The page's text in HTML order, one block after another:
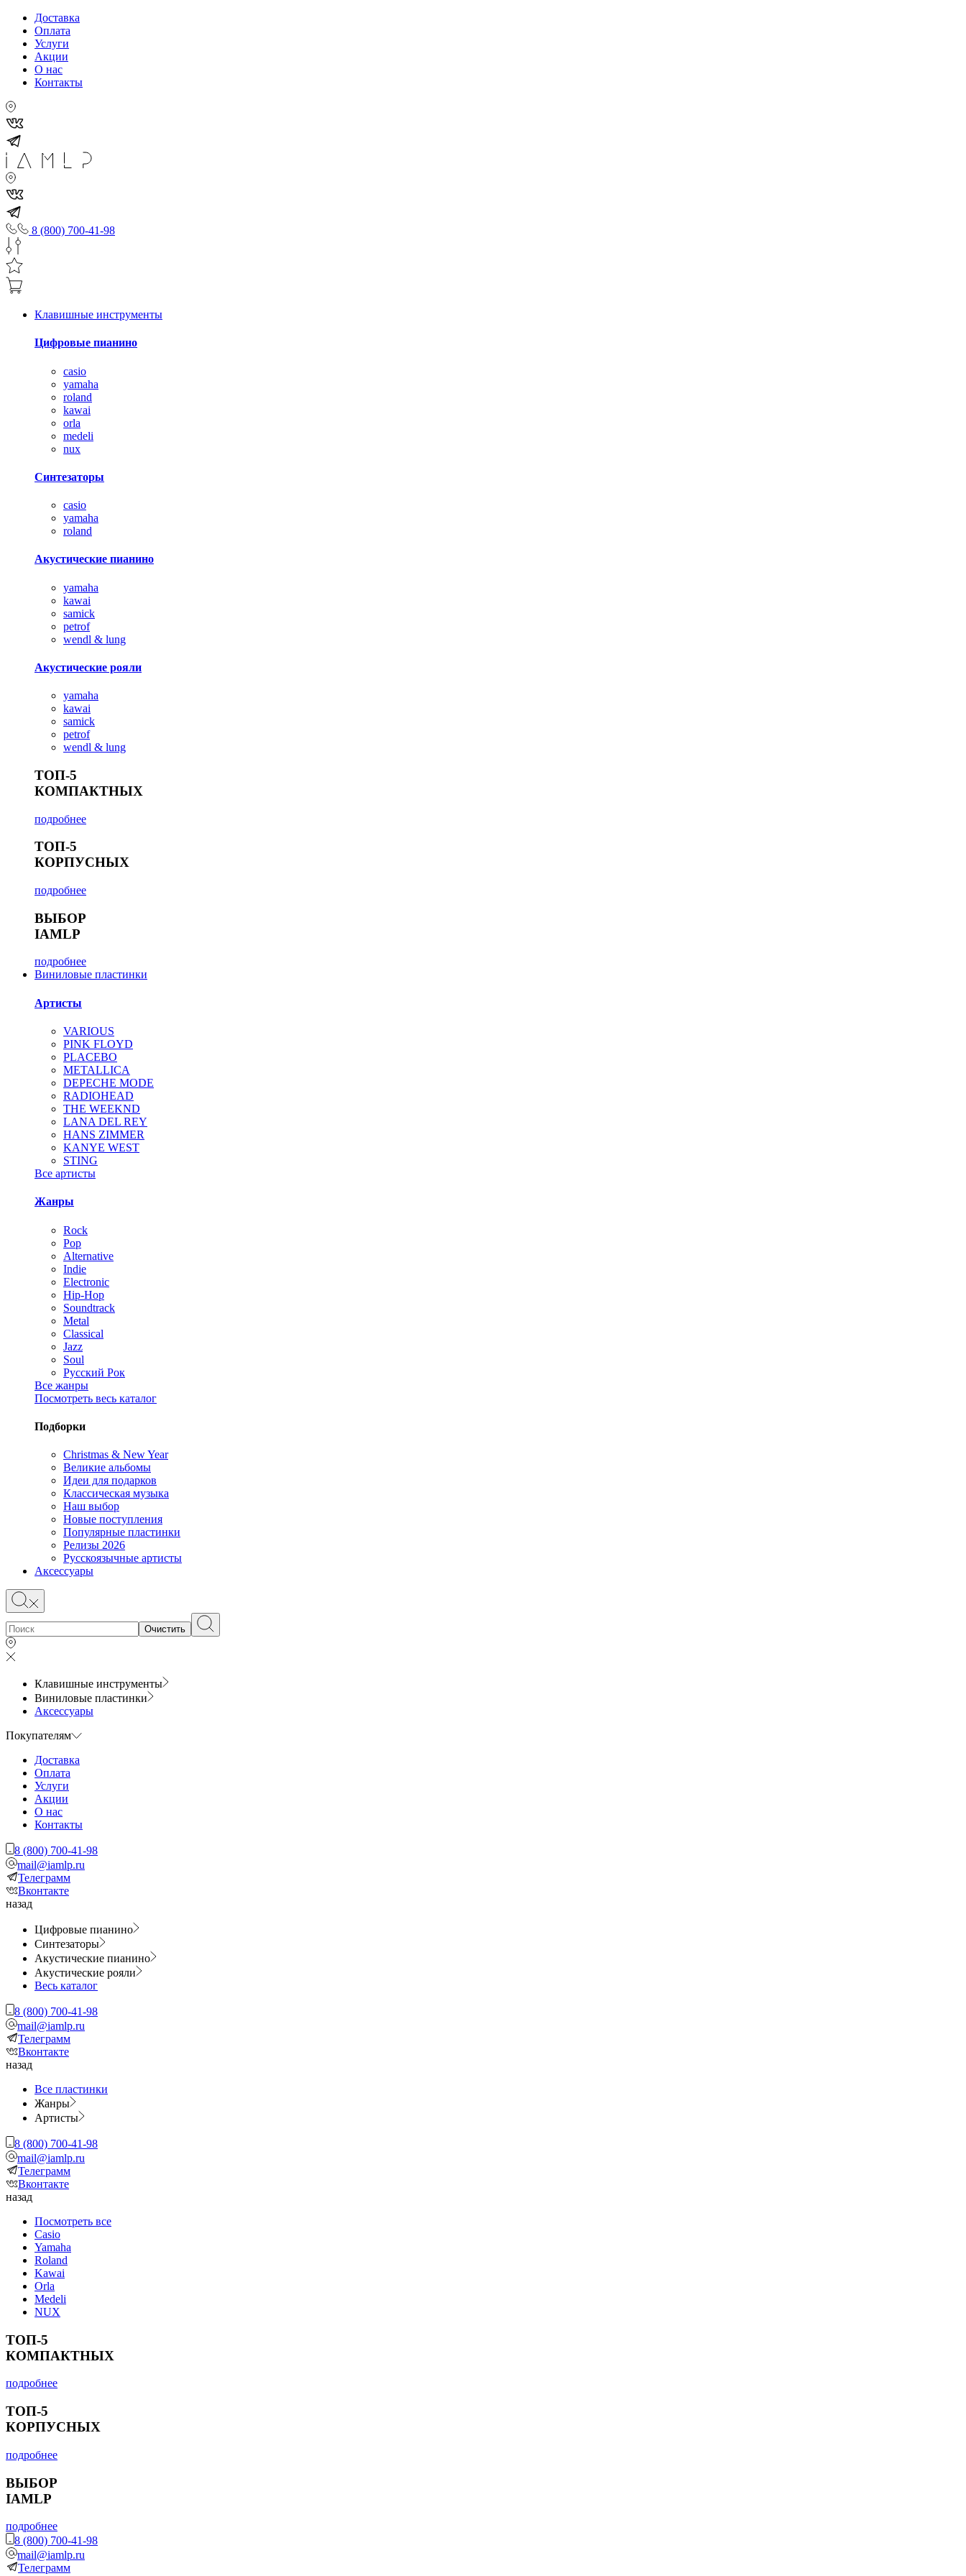
Доставка
Оплата
Услуги
Акции
О нас
Контакты
8 (800) 700-41-98
Клавишные инструменты
Цифровые пианино
casio
yamaha
roland
kawai
orla
medeli
nux
Синтезаторы
casio
yamaha
roland
Акустические пианино
yamaha
kawai
samick
petrof
wendl & lung
Акустические рояли
yamaha
kawai
samick
petrof
wendl & lung
ТОП-5
КОМПАКТНЫХ
подробнее
ТОП-5
КОРПУСНЫХ
подробнее
ВЫБОР
IAMLP
подробнее
Виниловые пластинки
Артисты
VARIOUS
PINK FLOYD
PLACEBO
METALLICA
DEPECHE MODE
RADIOHEAD
THE WEEKND
LANA DEL REY
HANS ZIMMER
KANYE WEST
STING
Все артисты
Жанры
Rock
Pop
Alternative
Indie
Electronic
Hip-Hop
Soundtrack
Metal
Classical
Jazz
Soul
Русский Рок
Все жанры
Посмотреть весь каталог
Подборки
Christmas & New Year
Великие альбомы
Идеи для подарков
Классическая музыка
Наш выбор
Новые поступления
Популярные пластинки
Релизы 2026
Русскоязычные артисты
Аксессуары
Очистить
Клавишные инструменты
Виниловые пластинки
Аксессуары
Покупателям
Доставка
Оплата
Услуги
Акции
О нас
Контакты
8 (800) 700-41-98
mail@iamlp.ru
Телеграмм
Вконтакте
назад
Цифровые пианино
Синтезаторы
Акустические пианино
Акустические рояли
Весь каталог
8 (800) 700-41-98
mail@iamlp.ru
Телеграмм
Вконтакте
назад
Все пластинки
Жанры
Артисты
8 (800) 700-41-98
mail@iamlp.ru
Телеграмм
Вконтакте
назад
Посмотреть все
Casio
Yamaha
Roland
Kawai
Orla
Medeli
NUX
ТОП-5
КОМПАКТНЫХ
подробнее
ТОП-5
КОРПУСНЫХ
подробнее
ВЫБОР
IAMLP
подробнее
8 (800) 700-41-98
mail@iamlp.ru
Телеграмм